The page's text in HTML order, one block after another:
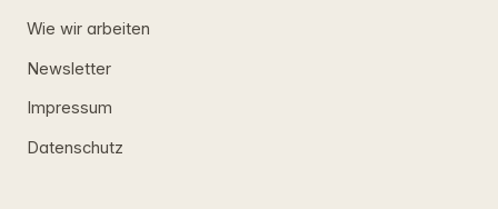
Wie wir arbeiten
Newsletter
Impressum
Datenschutz